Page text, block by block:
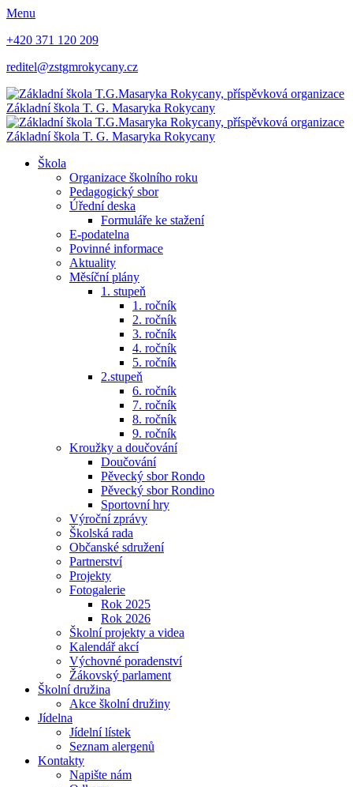
Menu
+420 371 120 209
reditel@zstgmrokycany.cz
Základní škola T. G. Masaryka Rokycany
Základní škola T. G. Masaryka Rokycany
Škola
Organizace školního roku
Pedagogický sbor
Úřední deska
Formuláře ke stažení
E-podatelna
Povinné informace
Aktuality
Měsíční plány
1. stupeň
1. ročník
2. ročník
3. ročník
4. ročník
5. ročník
2.stupeň
6. ročník
7. ročník
8. ročník
9. ročník
Kroužky a doučování
Doučování
Pěvecký sbor Rondo
Pěvecký sbor Rondino
Sportovní hry
Výroční zprávy
Školská rada
Občanské sdružení
Partnerství
Projekty
Fotogalerie
Rok 2025
Rok 2026
Školní projekty a videa
Kalendář akcí
Výchovné poradenství
Žákovský parlament
Školní družina
Akce školní družiny
Jídelna
Jídelní lístek
Seznam alergenů
Kontakty
Napište nám